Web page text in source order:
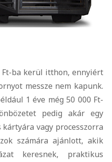
Ft-ba kerül itthon, ennyiért
messze nem kapunk.
1 éve még 50 000 Ft-
pedig akár egy
vagy processzorra
számára ajánlott, akik
keresnek, praktikus